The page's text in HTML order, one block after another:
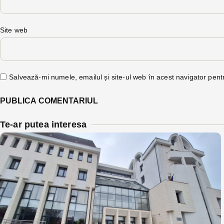
Site web
Salvează-mi numele, emailul și site-ul web în acest navigator
Te-ar putea interesa